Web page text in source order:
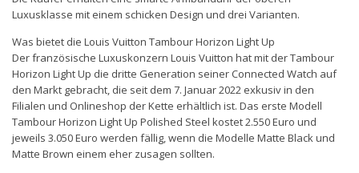
Luxusklasse mit einem schicken Design und drei Varianten.
Was bietet die Louis Vuitton Tambour Horizon Light Up
Der französische Luxuskonzern Louis Vuitton hat mit der Tambour
Horizon Light Up die dritte Generation seiner Connected Watch auf
den Markt gebracht, die seit dem 7. Januar 2022 exkusiv in den
Filialen und Onlineshop der Kette erhältlich ist. Das erste Modell
Tambour Horizon Light Up Polished Steel kostet 2.550 Euro und
jeweils 3.050 Euro werden fällig, wenn die Modelle Matte Black und
Matte Brown einem eher zusagen sollten.